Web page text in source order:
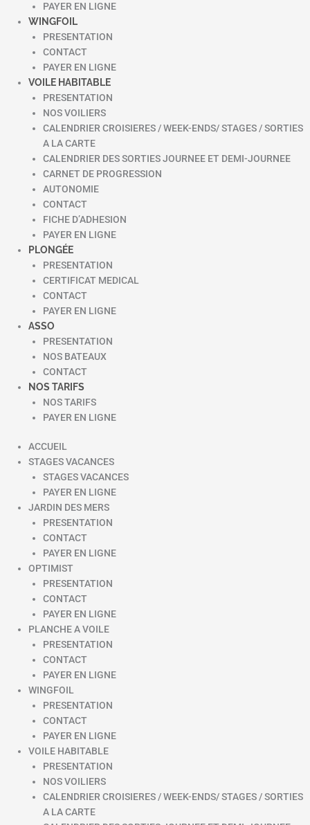
PAYER EN LIGNE
WINGFOIL
PRESENTATION
CONTACT
PAYER EN LIGNE
VOILE HABITABLE
PRESENTATION
NOS VOILIERS
CALENDRIER CROISIERES / WEEK-ENDS/ STAGES / SORTIES
A LA CARTE
CALENDRIER DES SORTIES JOURNEE ET DEMI-JOURNEE
CARNET DE PROGRESSION
AUTONOMIE
CONTACT
FICHE D’ADHESION
PAYER EN LIGNE
PLONGÉE
PRESENTATION
CERTIFICAT MEDICAL
CONTACT
PAYER EN LIGNE
ASSO
PRESENTATION
NOS BATEAUX
CONTACT
NOS TARIFS
NOS TARIFS
PAYER EN LIGNE
ACCUEIL
STAGES VACANCES
STAGES VACANCES
PAYER EN LIGNE
JARDIN DES MERS
PRESENTATION
CONTACT
PAYER EN LIGNE
OPTIMIST
PRESENTATION
CONTACT
PAYER EN LIGNE
PLANCHE A VOILE
PRESENTATION
CONTACT
PAYER EN LIGNE
WINGFOIL
PRESENTATION
CONTACT
PAYER EN LIGNE
VOILE HABITABLE
PRESENTATION
NOS VOILIERS
CALENDRIER CROISIERES / WEEK-ENDS/ STAGES / SORTIES
A LA CARTE